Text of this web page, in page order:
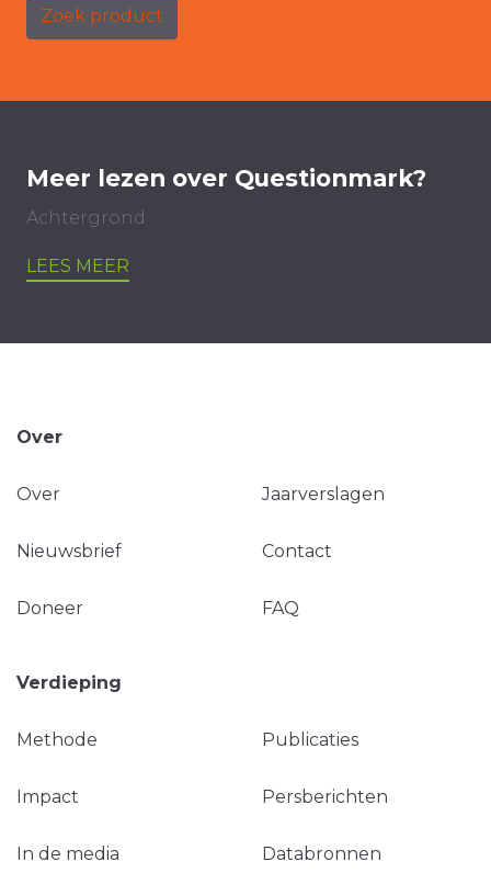
Zoek product
Meer lezen over Questionmark?
Achtergrond
LEES MEER
Over
Over Jaarverslagen
Nieuwsbrief Contact
Doneer FAQ
Verdieping
Methode Publicaties
Impact Persberichten
In de media Databronnen